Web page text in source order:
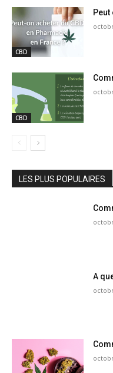
CBD
CBD
LES PLUS POPULAIRES
A